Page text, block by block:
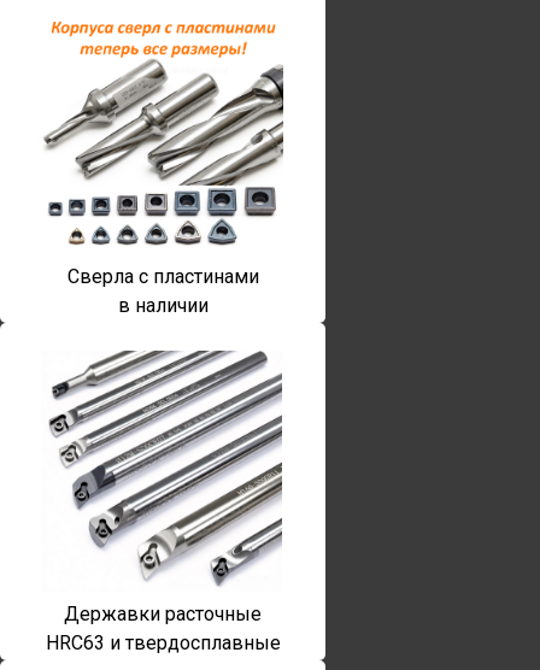
Сверла с пластинами
в наличии
Державки расточные
HRC63 и твердосплавные